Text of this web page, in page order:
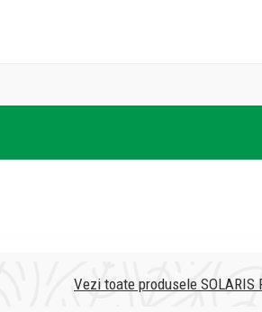
Vezi toate produsele SOLARIS